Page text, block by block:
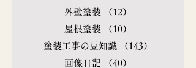
外壁塗装
（12）
屋根塗装
（10）
塗装工事の豆知識
（143）
画像日記
（40）